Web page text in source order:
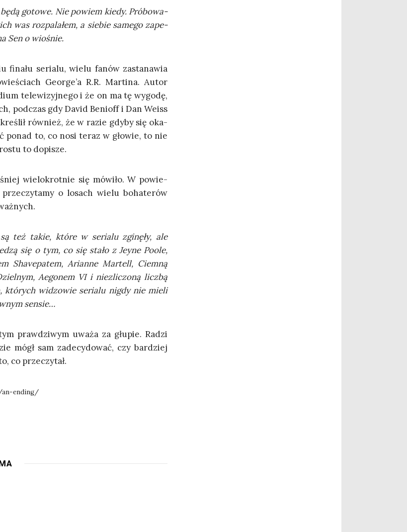
goto­we. Nie powiem kie­dy. Pró­bo­wa­
was roz­pa­la­łem, a sie­bie same­go zape­
Sen o wiośnie.
fina­łu seria­lu, wie­lu fanów zasta­na­wia
George’a R.R. Mar­ti­na. Autor
tele­wi­zyj­ne­go i że on ma tę wygo­dę,
pod­czas gdy David Benioff i Dan Weiss
rów­nież, że w razie gdy­by się oka­
ponad to, co nosi teraz w gło­wie, to nie
to dopisze.
wie­lo­krot­nie się mówi­ło. W powie­
o losach wie­lu boha­te­rów
też takie, któ­re w seria­lu zgi­nę­ły, ale
się o tym, co się sta­ło z Jey­ne Poole,
Sha­ve­pa­tem, Arian­ne Mar­tell, Ciem­ną
Aego­nem VI i nie­zli­czo­ną licz­bą
któ­rych widzo­wie seria­lu nigdy nie mie­li
sensie…
praw­dzi­wym uwa­ża za głu­pie. Radzi
mógł sam zade­cy­do­wać, czy bar­dziej
co przeczytał.
an-ending/